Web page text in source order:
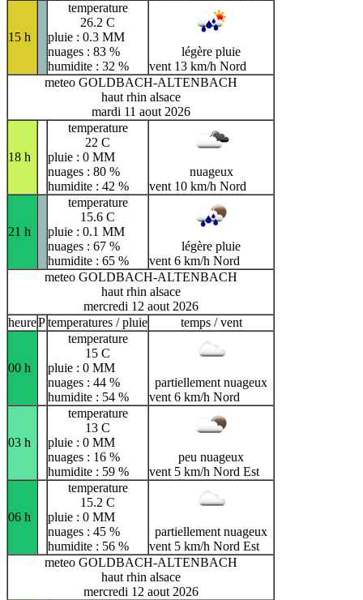
15 h
temperature
26.2 C
pluie : 0.3 MM
nuages : 83 %
humidite : 32 %
légère pluie
vent 13 km/h Nord
meteo GOLDBACH-ALTENBACH
haut rhin alsace
mardi 11 aout 2026
18 h
temperature
22 C
pluie : 0 MM
nuages : 80 %
humidite : 42 %
nuageux
vent 10 km/h Nord
21 h
temperature
15.6 C
pluie : 0.1 MM
nuages : 67 %
humidite : 65 %
légère pluie
vent 6 km/h Nord
meteo GOLDBACH-ALTENBACH
haut rhin alsace
mercredi 12 aout 2026
heurePtemperatures / pluie temps / vent
00 h
temperature
15 C
pluie : 0 MM
nuages : 44 %
humidite : 54 %
partiellement nuageux
vent 6 km/h Nord
03 h
temperature
13 C
pluie : 0 MM
nuages : 16 %
humidite : 59 %
peu nuageux
vent 5 km/h Nord Est
06 h
temperature
15.2 C
pluie : 0 MM
nuages : 45 %
humidite : 56 %
partiellement nuageux
vent 5 km/h Nord Est
meteo GOLDBACH-ALTENBACH
haut rhin alsace
mercredi 12 aout 2026